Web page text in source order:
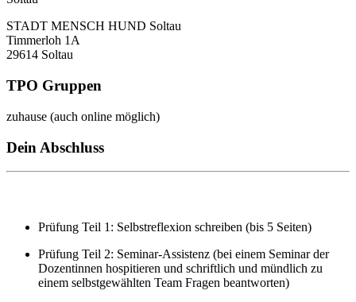
STADT MENSCH HUND Soltau
Timmerloh 1A
29614 Soltau
TPO Gruppen
zuhause (auch online möglich)
Dein Abschluss
Prüfung Teil 1: Selbstreflexion schreiben (bis 5 Seiten)
Prüfung Teil 2: Seminar-Assistenz (bei einem Seminar der
Dozentinnen hospitieren und schriftlich und mündlich zu
einem selbstgewählten Team Fragen beantworten)